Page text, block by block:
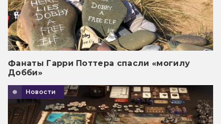
Фанаты Гарри Поттера спасли «могилу
Добби»
Новости